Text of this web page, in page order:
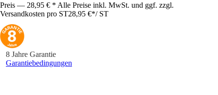
Preis — 28,95 € * Alle Preise inkl. MwSt. und ggf. zzgl.
Versandkosten pro ST28,95 €*/ ST
8 Jahre Garantie
Garantiebedingungen